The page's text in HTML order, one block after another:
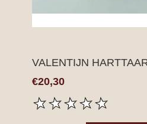
VALENTIJN
€20,30